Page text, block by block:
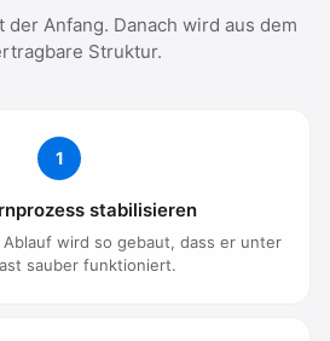
Anfang. Danach wird aus dem
Struktur.
1
stabilisieren
wird so gebaut, dass er unter
sauber funktioniert.